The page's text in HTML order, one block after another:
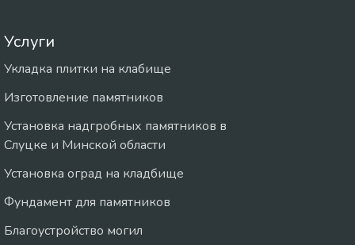
Услуги
Укладка плитки на клабище
Изготовление памятников
Установка надгробных памятников в
Слуцке и Минской области
Установка оград на кладбище
Фундамент для памятников
Благоустройство могил